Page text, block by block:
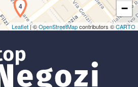
4
−
Leaflet| ©OpenStreetMapcontributors ©CARTO